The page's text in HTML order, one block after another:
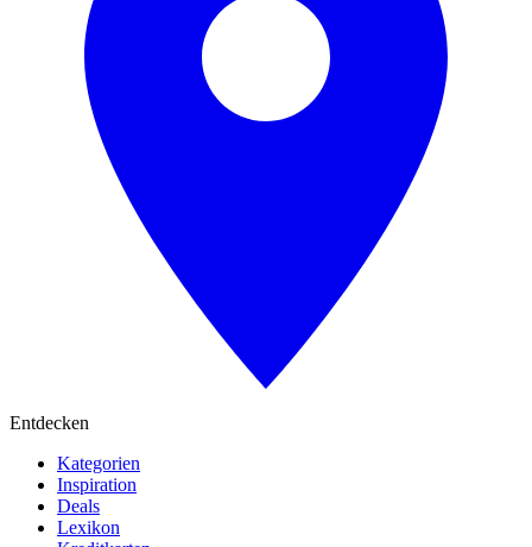
Entdecken
Kategorien
Inspiration
Deals
Lexikon